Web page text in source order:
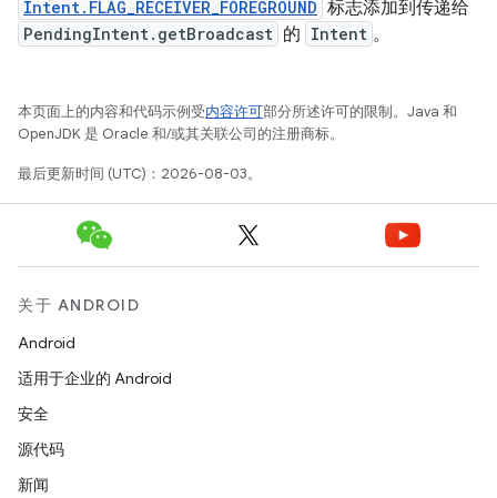
Intent.FLAG_RECEIVER_FOREGROUND 标志添加到传递给
PendingIntent.getBroadcast 的 Intent 。
本页面上的内容和代码示例受内容许可部分所述许可的限制。Java 和
OpenJDK 是 Oracle 和/或其关联公司的注册商标。
最后更新时间 (UTC)：2026-08-03。
关于 ANDROID
Android
适用于企业的 Android
安全
源代码
新闻